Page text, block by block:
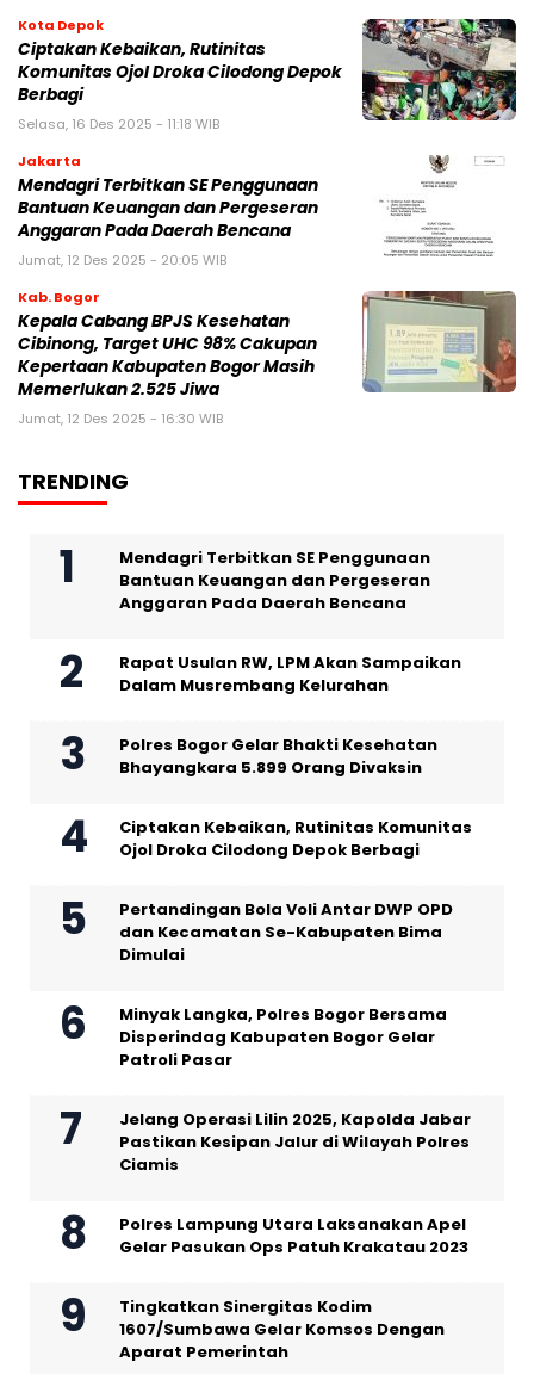
Kota Depok
Ciptakan Kebaikan, Rutinitas
Komunitas Ojol Droka Cilodong Depok
Berbagi
Selasa, 16 Des 2025 - 11:18 WIB
Jakarta
Mendagri Terbitkan SE Penggunaan
Bantuan Keuangan dan Pergeseran
Anggaran Pada Daerah Bencana
Jumat, 12 Des 2025 - 20:05 WIB
Kab. Bogor
Kepala Cabang BPJS Kesehatan
Cibinong, Target UHC 98% Cakupan
Kepertaan Kabupaten Bogor Masih
Memerlukan 2.525 Jiwa
Jumat, 12 Des 2025 - 16:30 WIB
TRENDING
Mendagri Terbitkan SE Penggunaan
Bantuan Keuangan dan Pergeseran
Anggaran Pada Daerah Bencana
Rapat Usulan RW, LPM Akan Sampaikan
Dalam Musrembang Kelurahan
Polres Bogor Gelar Bhakti Kesehatan
Bhayangkara 5.899 Orang Divaksin
Ciptakan Kebaikan, Rutinitas Komunitas
Ojol Droka Cilodong Depok Berbagi
Pertandingan Bola Voli Antar DWP OPD
dan Kecamatan Se-Kabupaten Bima
Dimulai
Minyak Langka, Polres Bogor Bersama
Disperindag Kabupaten Bogor Gelar
Patroli Pasar
Jelang Operasi Lilin 2025, Kapolda Jabar
Pastikan Kesipan Jalur di Wilayah Polres
Ciamis
Polres Lampung Utara Laksanakan Apel
Gelar Pasukan Ops Patuh Krakatau 2023
Tingkatkan Sinergitas Kodim
1607/Sumbawa Gelar Komsos Dengan
Aparat Pemerintah